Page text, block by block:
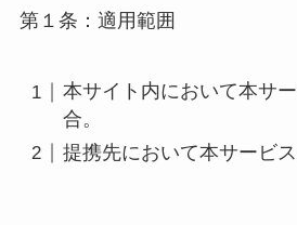
第１条：適用範囲
本サイト内において本サ
合。
提携先において本サービ